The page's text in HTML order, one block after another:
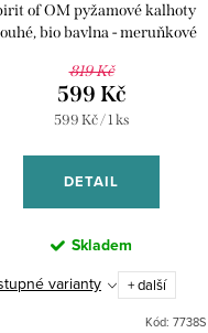
of OM pyžamové kalhoty
bio bavlna - meruňkové
819 Kč
599 Kč
Měrná
599 Kč / 1 ks
DETAIL
Skladem
varianty
+ další
Kód: 7738S